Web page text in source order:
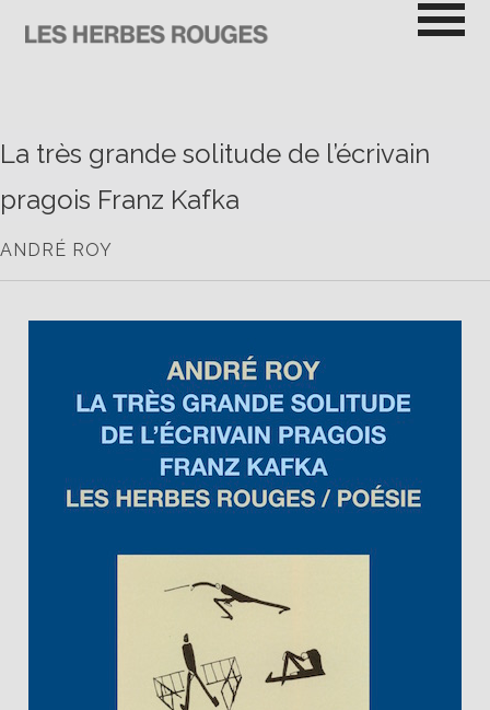
contenu
La très grande solitude de l’écrivain
pragois Franz Kafka
ANDRÉ ROY